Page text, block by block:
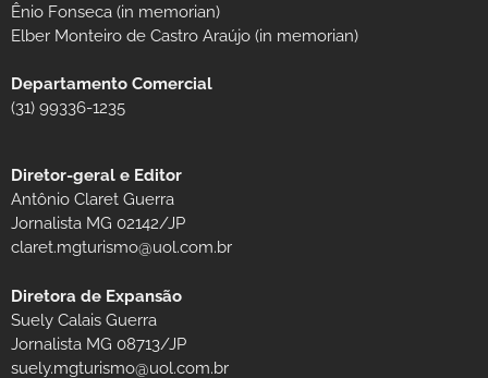
Ênio Fonseca (in memorian)
Elber Monteiro de Castro Araújo (in memorian)
Departamento Comercial
(31) 99336-1235
Diretor-geral e Editor
Antônio Claret Guerra
Jornalista MG 02142/JP
claret.mgturismo@uol.com.br
Diretora de Expansão
Suely Calais Guerra
Jornalista MG 08713/JP
suely.mgturismo@uol.com.br